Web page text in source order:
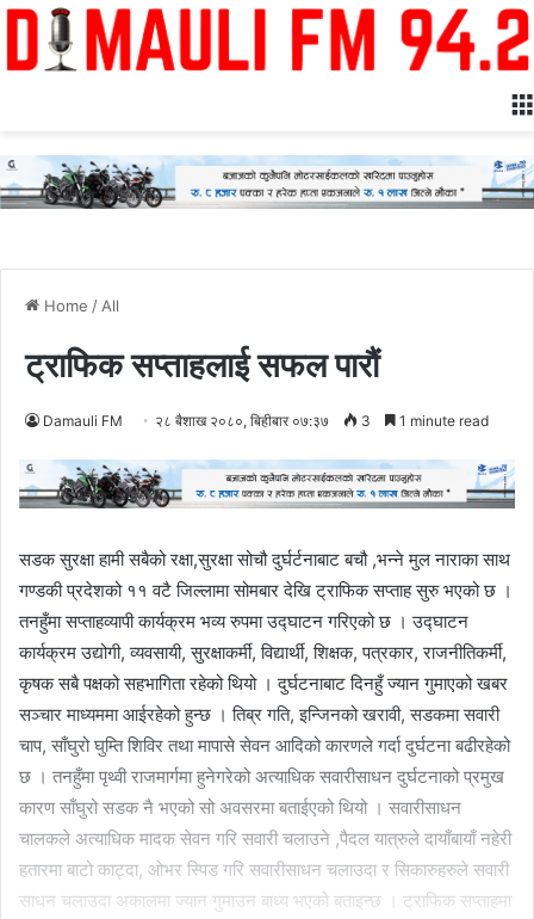
Home / All
ट्राफिक सप्ताहलाई सफल पारौं
Damauli FM २८ बैशाख २०८०, बिहीबार ०७:३७ 3 1 minute read
सडक सुरक्षा हामी सबैको रक्षा,सुरक्षा सोचौ दुर्घर्टनाबाट बचौ ,भन्ने मुल नाराका साथ
गण्डकी प्रदेशको ११ वटै जिल्लामा सोमबार देखि ट्राफिक सप्ताह सुरु भएको छ ।
तनहुँमा सप्ताहव्यापी कार्यक्रम भव्य रुपमा उद्घाटन गरिएको छ । उद्घाटन
कार्यक्रम उद्योगी, व्यवसायी, सुरक्षाकर्मी, विद्यार्थी, शिक्षक, पत्रकार, राजनीतिकर्मी,
कृषक सबै पक्षको सहभागिता रहेको थियो । दुर्घटनाबाट दिनहुँ ज्यान गुमाएको खबर
सञ्चार माध्यममा आईरहेको हुन्छ । तिब्र गति, इन्जिनको खरावी, सडकमा सवारी
चाप, साँघुरो घुम्ति शिविर तथा मापासे सेवन आदिको कारणले गर्दा दुर्घटना बढीरहेको
छ । तनहुँमा पृथ्वी राजमार्गमा हुनेगरेको अत्याधिक सवारीसाधन दुर्घटनाको प्रमुख
कारण साँघुरो सडक नै भएको सो अवसरमा बताईएको थियो । सवारीसाधन
चालकले अत्याधिक मादक सेवन गरि सवारी चलाउने ,पैदल यात्रुले दायाँबायाँ नहेरी
हतारमा बाटो काट्दा, ओभर स्पिड गरि सवारीसाधन चलाउदा र सिकारुहरुले सवारी
साधन चलाउदा अकालमा ज्यान गुमाउन बाध्य भएको बताइन्छ । ट्राफिक सप्ताहमा